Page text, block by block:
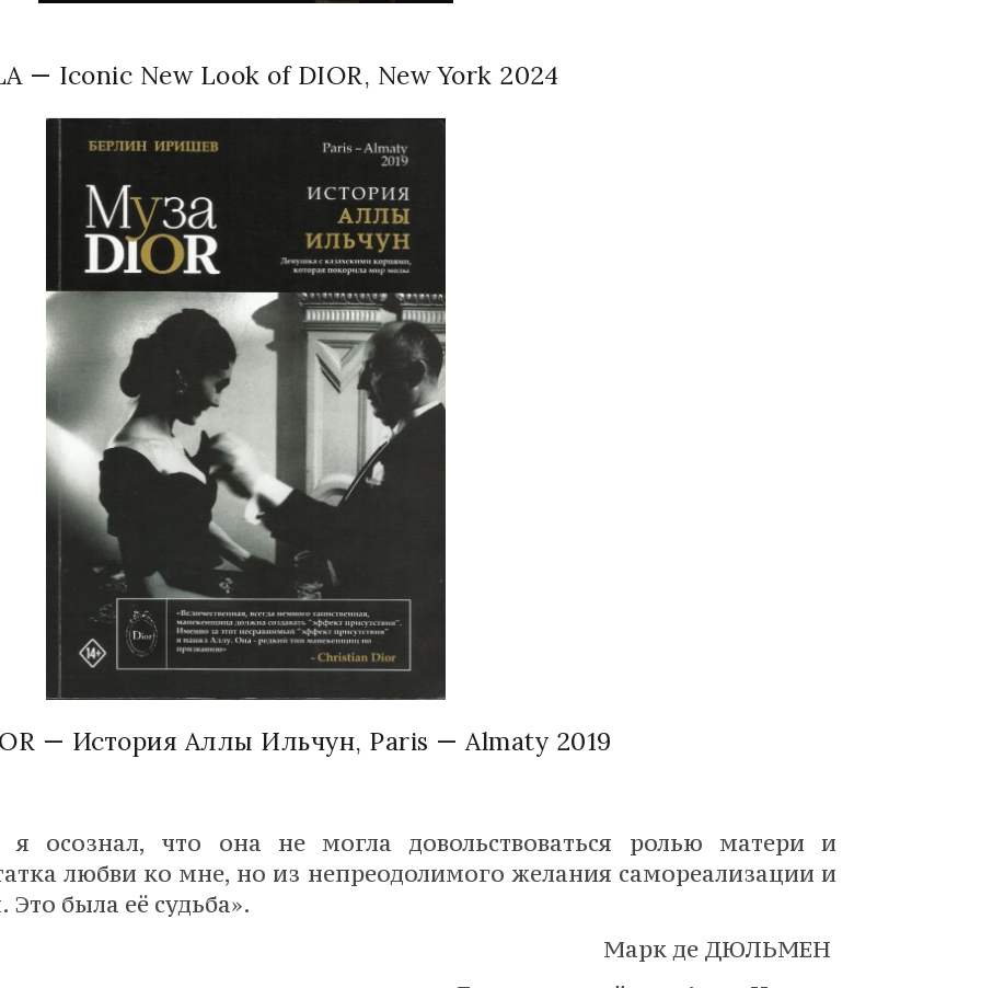
— Iconic New Look of DIOR, New York 2024
— История Аллы Ильчун, Paris — Almaty 2019
осознал, что она не могла довольствоваться ролью матери и
любви ко мне, но из непреодолимого желания самореализации и
была её судьба».
Марк де ДЮЛЬМЕН